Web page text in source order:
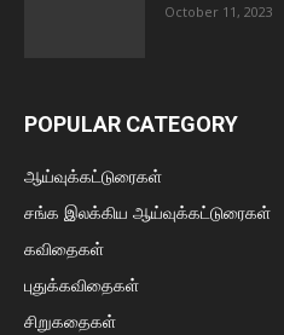
October 11, 2023
POPULAR CATEGORY
ஆய்வுக்கட்டுரைகள்
சங்க இலக்கிய ஆய்வுக்கட்டுரைகள்
கவிதைகள்
புதுக்கவிதைகள்
சிறுகதைகள்